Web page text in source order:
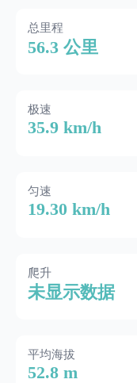
总里程
56.3 公里
极速
35.9 km/h
匀速
19.30 km/h
爬升
未显示数据
平均海拔
52.8 m